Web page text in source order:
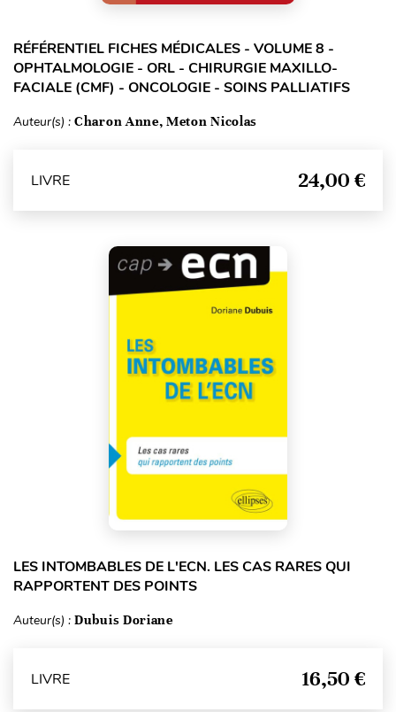
RÉFÉRENTIEL FICHES MÉDICALES - VOLUME 8 -
OPHTALMOLOGIE - ORL - CHIRURGIE MAXILLO-
FACIALE (CMF) - ONCOLOGIE - SOINS PALLIATIFS
Auteur(s) : Charon Anne, Meton Nicolas
LIVRE 24,00 €
LES INTOMBABLES DE L'ECN. LES CAS RARES QUI
RAPPORTENT DES POINTS
Auteur(s) : Dubuis Doriane
LIVRE 16,50 €